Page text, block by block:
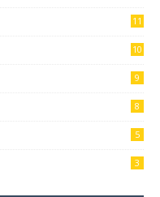
11
10
9
8
5
3